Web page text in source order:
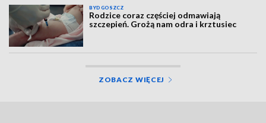
BYDGOSZCZ
Rodzice coraz częściej odmawiają
szczepień. Grożą nam odra i krztusiec
ZOBACZ WIĘCEJ